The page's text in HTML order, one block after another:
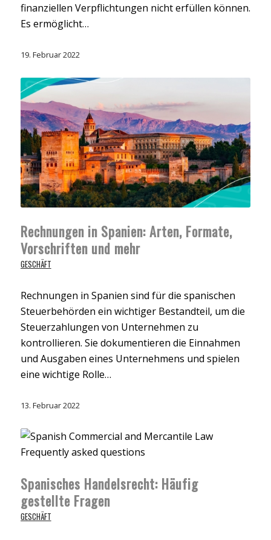
finanziellen Verpflichtungen nicht erfüllen können.
Es ermöglicht…
19. Februar 2022
Rechnungen in Spanien: Arten, Formate,
Vorschriften und mehr
GESCHÄFT
Rechnungen in Spanien sind für die spanischen
Steuerbehörden ein wichtiger Bestandteil, um die
Steuerzahlungen von Unternehmen zu
kontrollieren. Sie dokumentieren die Einnahmen
und Ausgaben eines Unternehmens und spielen
eine wichtige Rolle…
13. Februar 2022
Spanisches Handelsrecht: Häufig
gestellte Fragen
GESCHÄFT